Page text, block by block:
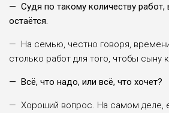
— Судя по такому количеству
остаётся.
— На семью, честно говоря, времени
столько работ для того, чтобы сыну
— Всё, что надо, или всё, что хочет?
— Хороший вопрос. На самом деле,